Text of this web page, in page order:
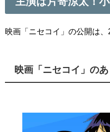
映画「ニセコイ」の公開は、
映画「ニセコイ」の